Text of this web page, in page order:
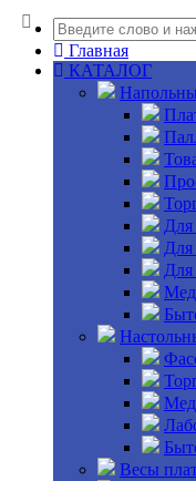
Главная
КАТАЛОГ
Для
Для
Весы